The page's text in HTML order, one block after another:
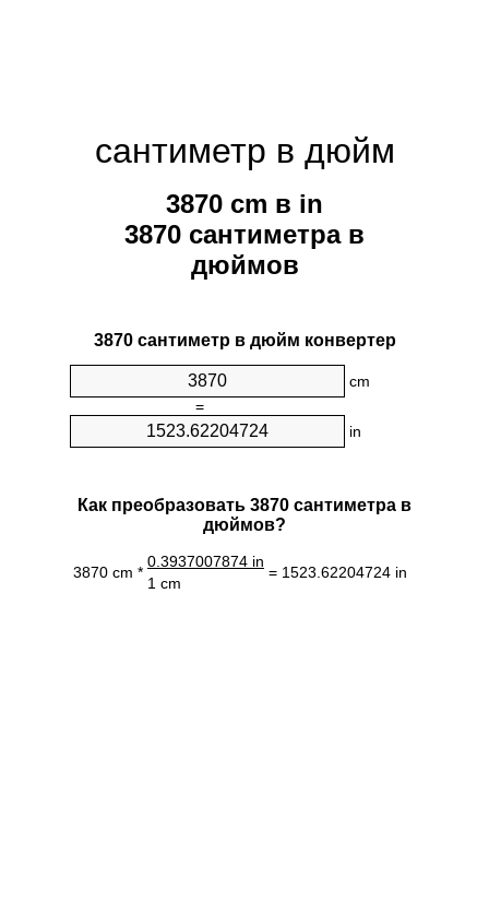
сантиметр в дюйм
3870 cm в in
3870 сантиметра в
дюймов
3870 сантиметр в дюйм конвертер
cm
=
in
Как преобразовать 3870 сантиметра в
дюймов?
3870 cm *
0.3937007874 in
= 1523.62204724 in
1 cm